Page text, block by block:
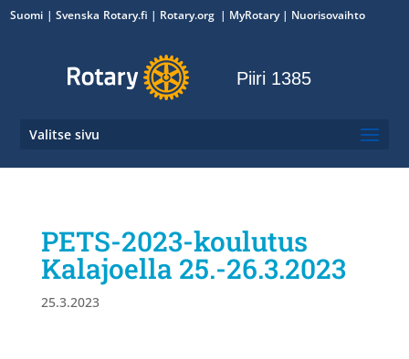
Suomi Svenska Rotary.fi | Rotary.org | MyRotary| Nuorisovaihto
Piiri 1385
Valitse sivu
PETS-2023-koulutus
Kalajoella 25.-26.3.2023
25.3.2023